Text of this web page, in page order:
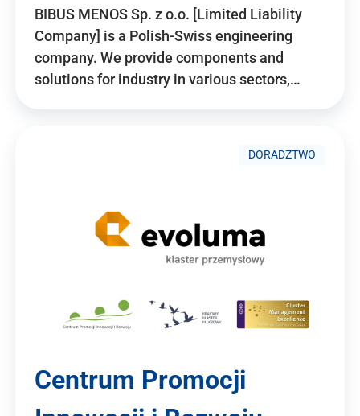
BIBUS MENOS Sp. z o.o. [Limited Liability
Company] is a Polish-Swiss engineering
company. We provide components and
solutions for industry in various sectors,…
DORADZTWO
Centrum Promocji